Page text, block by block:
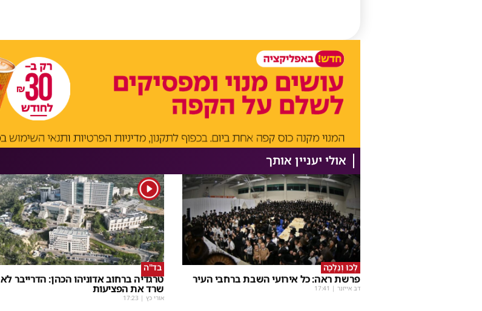
אולי יעניין אותך
לְכוּ וְנֵלְכָה
פרשת ראה: כל אירועי השבת ברחבי העיר
דב אייזנר |
17:41
1
בד"ה
טרגדיה ברחוב אדוניהו הכהן: הדרייבר לא
שרד את הפציעות
אורי כץ |
17:23